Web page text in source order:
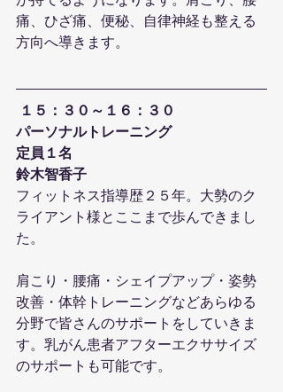
痛、ひざ痛、便秘、自律神経も整える
方向へ導きます。
１５：３０～１６：３０
パーソナルトレーニング
定員１名
鈴木智香子
フィットネス指導歴２５年。大勢のク
ライアント様とここまで歩んできまし
た。
肩こり・腰痛・シェイプアップ・姿勢
改善・体幹トレーニングなどあらゆる
分野で皆さんのサポートをしていきま
す。乳がん患者アフターエクササイズ
のサポートも可能です。